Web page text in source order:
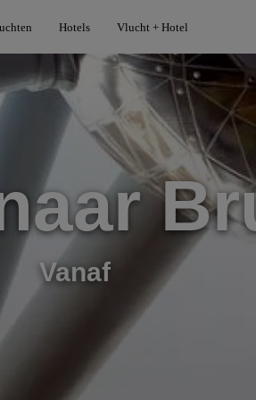
Hotels Vlucht + Hotel
Vanaf